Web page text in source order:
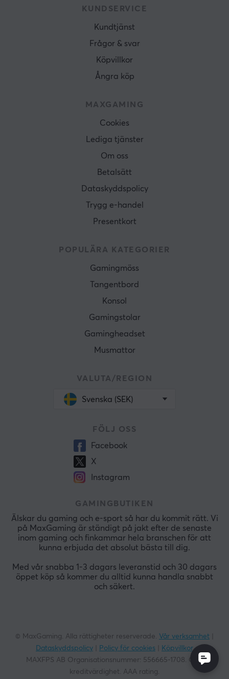
KUNDSERVICE
Kundtjänst
Frågor & svar
Köpvillkor
Ångra köp
MAXGAMING
Cookies
Lediga tjänster
Om oss
Betalsätt
Dataskyddspolicy
Trygg e-handel
Presentkort
POPULÄRA KATEGORIER
Gamingmöss
Tangentbord
Konsol
Gamingstolar
Gamingheadset
Musmattor
VALUTA/REGION
Svenska (SEK)
FÖLJ OSS
Facebook
X
Instagram
GAMINGBUTIKEN
Älskar du gaming och e-sport så har du kommit rätt. Vi
på MaxGaming är ständigt på jakt efter de senaste
inom gaming och finkammar hela branschen för att
kunna erbjuda det absolut bästa till dig.
Med vår snabba 1-3 dagars leveranstid och 30 dagars
öppet köp så kommer du alltid kunna handla snabbt
och säkert.
© MaxGaming. Alla rättigheter reserverade. Vår verksamhet
Dataskyddspolicy
Policy för cookies
Köpvillkor
MAXFPS AB Organisationsnummer: 556665-1708. God
kreditvärdighet. AAA rating.